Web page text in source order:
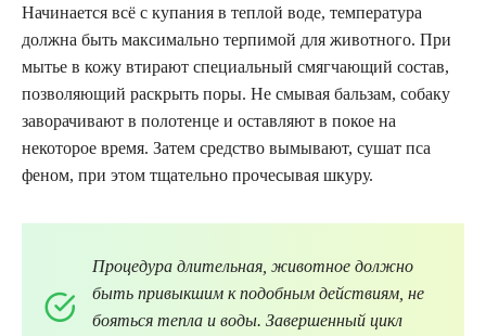
Начинается всё с купания в теплой воде, температура
должна быть максимально терпимой для животного. При
мытье в кожу втирают специальный смягчающий состав,
позволяющий раскрыть поры. Не смывая бальзам, собаку
заворачивают в полотенце и оставляют в покое на
некоторое время. Затем средство вымывают, сушат пса
феном, при этом тщательно прочесывая шкуру.
Процедура длительная, животное должно
быть привыкшим к подобным действиям, не
бояться тепла и воды. Завершенный цикл